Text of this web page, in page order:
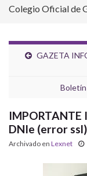
Colegio Oficial de
GAZETA
IMPORTANTE
DNIe (error ssl)
Archivado en Lexnet